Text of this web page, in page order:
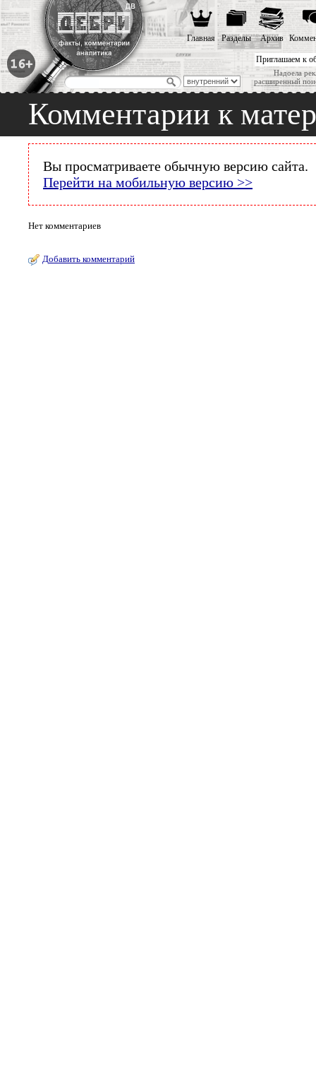
Приглашаем к
Надоела
расширенный
Главная Разделы Архив
Комментарии к
Вы просматриваете обычную версию сайта.
Перейти на мобильную версию >>
Нет комментариев
Добавить комментарий